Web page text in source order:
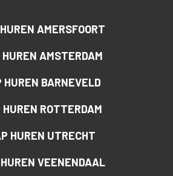
AMERSFOORT
AMSTERDAM
HUREN BARNEVELD
ROTTERDAM
HUREN UTRECHT
VEENENDAAL